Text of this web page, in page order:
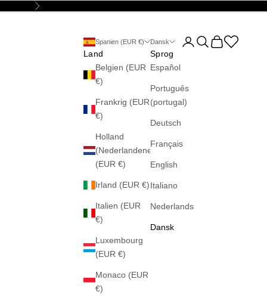
Næste
Spanien (EUR €)
Land
Belgien (EUR
€)
Frankrig (EUR
€)
Holland
(Nederlandene)
(EUR €)
Irland (EUR €)
Italien (EUR
€)
Luxembourg
(EUR €)
Monaco (EUR
€)
Dansk
Sprog
Español
Português
(portugal)
Deutsch
Français
English
Italiano
Nederlands
Dansk
Åbn kontoside
Åbn søgefunktion
ÅbnAbrir la